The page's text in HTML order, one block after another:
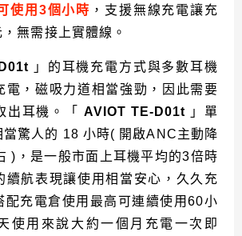
使用3個小時 ，支援無線充電讓充
無需接上實體線。
」的耳機充電方式與多數耳機
電，磁吸力道相當強勁，因此需要
出耳機。「
AVIOT TE-D01t
」單
當驚人的 18 小時( 開啟ANC主動降
)，是一般市面上耳機平均的3倍時
續航表現讓使用相當安心，久久充
配充電倉使用最高可連續使用60小
使用來說大約一個月充電一次即